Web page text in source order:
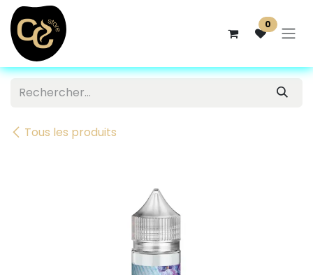
Se rendre au contenu
0
Tous les produits